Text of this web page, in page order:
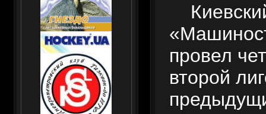
провел
второй